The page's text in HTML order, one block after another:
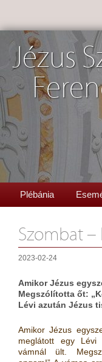
Jézus
Plébánia
Szombat –
2023-02-24
Amikor Jézus
Megszólította őt:
Lévi azután Jézus
Amikor Jézus
meglátott egy
vámnál ült.